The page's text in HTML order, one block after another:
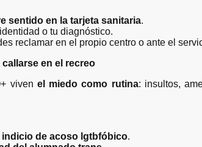
sentido en la tarjeta sanitaria.
o tu diagnóstico.
reclamar en el propio centro o ante el
en el recreo
viven el miedo como rutina: insultos,
indicio de acoso lgtbfóbico.